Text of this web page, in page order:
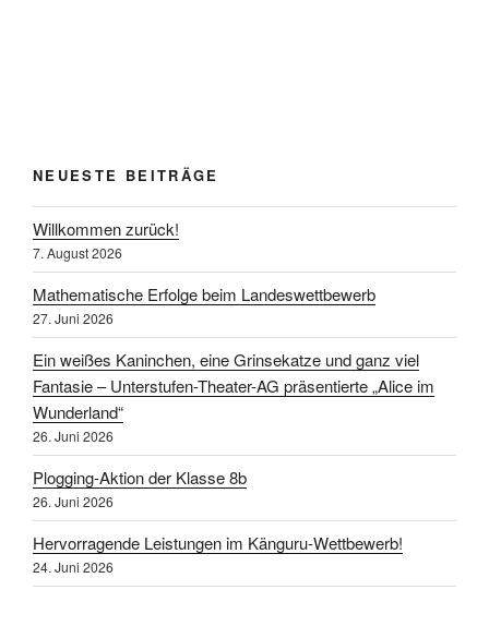
NEUESTE BEITRÄGE
Willkommen zurück!
7. August 2026
Mathematische Erfolge beim Landeswettbewerb
27. Juni 2026
Ein weißes Kaninchen, eine Grinsekatze und ganz viel
Fantasie – Unterstufen-Theater-AG präsentierte „Alice im
Wunderland“
26. Juni 2026
Plogging-Aktion der Klasse 8b
26. Juni 2026
Hervorragende Leistungen im Känguru-Wettbewerb!
24. Juni 2026